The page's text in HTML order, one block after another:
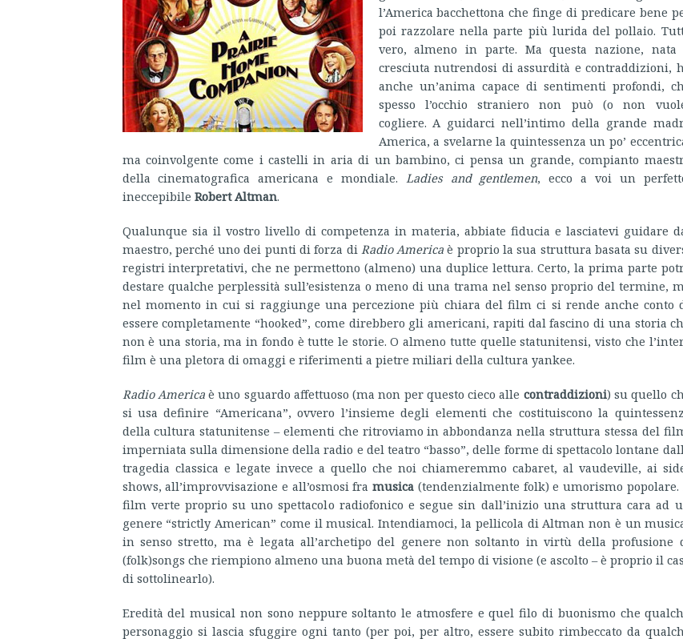
l’America bacchettona che finge di predicare bene
poi razzolare nella parte più lurida del pollaio.
vero, almeno in parte. Ma questa nazione, nata
cresciuta nutrendosi di assurdità e contraddizioni,
anche un’anima capace di sentimenti profondi,
spesso l’occhio straniero non può (o non
cogliere. A guidarci nell’intimo della grande
America, a svelarne la quintessenza un po’
ma coinvolgente come i castelli in aria di un bambino, ci pensa un grande, compianto
della cinematografica americana e mondiale. Ladies and gentlemen, ecco a voi un
ineccepibile Robert Altman.
Qualunque sia il vostro livello di competenza in materia, abbiate fiducia e lasciatevi guidare
maestro, perché uno dei punti di forza di Radio Americaè proprio la sua struttura basata su
registri interpretativi, che ne permettono (almeno) una duplice lettura. Certo, la prima parte
destare qualche perplessità sull’esistenza o meno di una trama nel senso proprio del termine,
nel momento in cui si raggiunge una percezione più chiara del film ci si rende anche conto
essere completamente “hooked”, come direbbero gli americani, rapiti dal fascino di una storia
non è una storia, ma in fondo è tutte le storie. O almeno tutte quelle statunitensi, visto che
film è una pletora di omaggi e riferimenti a pietre miliari della cultura yankee.
Radio Americaè uno sguardo affettuoso (ma non per questo cieco alle contraddizioni) su quello
si usa definire “Americana”, ovvero l’insieme degli elementi che costituiscono la
della cultura statunitense – elementi che ritroviamo in abbondanza nella struttura stessa del
imperniata sulla dimensione della radio e del teatro “basso”, delle forme di spettacolo lontane
tragedia classica e legate invece a quello che noi chiameremmo cabaret, al vaudeville, ai
shows, all’improvvisazione e all’osmosi framusica (tendenzialmente folk) e umorismo popolare.
film verte proprio su uno spettacolo radiofonico e segue sin dall’inizio una struttura cara ad
genere “strictly American” come il musical. Intendiamoci, la pellicola di Altman non è un
in senso stretto, ma è legata all’archetipo del genere non soltanto in virtù della profusione
(folk)songs che riempiono almeno una buona metà del tempo di visione (e ascolto – è proprio il
di sottolinearlo).
Eredità del musical non sono neppure soltanto le atmosfere e quel filo di buonismo che
personaggio si lascia sfuggire ogni tanto (per poi, per altro, essere subito rimbeccato da